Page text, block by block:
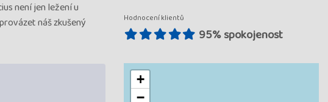
Hodnocení klientů
95% spokojenost
+
−
není jen ležení u
náš zkušený